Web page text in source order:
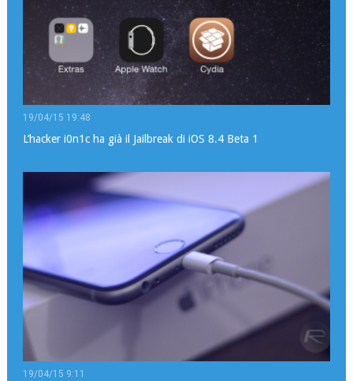
19/04/15 19:48
L’hacker i0n1c ha già il Jailbreak di iOS 8.4 Beta 1
19/04/15 9:11